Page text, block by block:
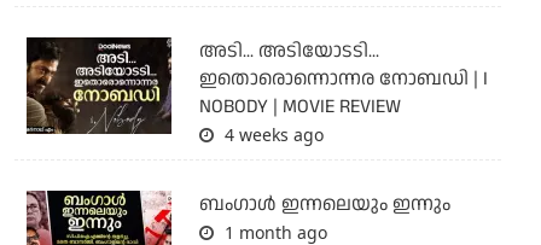
അടി... അടിയോടടി...
ഇതൊരൊന്നൊന്നര നോബഡി | I
NOBODY | MOVIE REVIEW
4 weeks ago
ബംഗാള്‍ ഇന്നലെയും ഇന്നും
1 month ago